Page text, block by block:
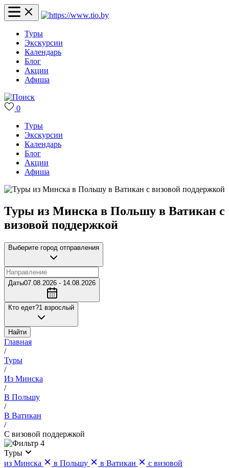
Туры
Экскурсии
Календарь
Блог
Акции
Афиша
0
Туры
Экскурсии
Календарь
Блог
Акции
Афиша
Туры из Минска в Польшу в Ватикан с
визовой поддержкой
Выберите город отправления
Даты07.08.2026 - 14.08.2026
Кто едет?1 взрослый
Найти
Главная
/
Туры
/
Из Минска
/
В Польшу
/
В Ватикан
/
С визовой поддержкой
4
Туры
из Минска
в Польшу в Ватикан
с визовой